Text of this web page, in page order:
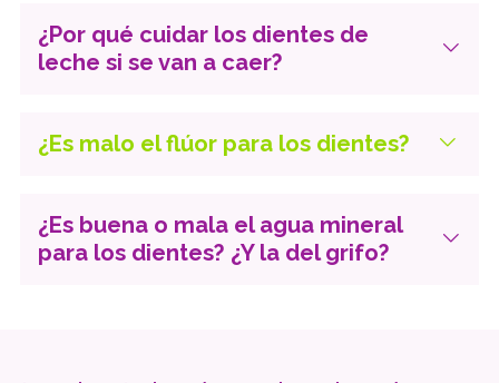
¿Por qué cuidar los dientes de
leche si se van a caer?
¿Es malo el flúor para los dientes?
¿Es buena o mala el agua mineral
para los dientes? ¿Y la del grifo?